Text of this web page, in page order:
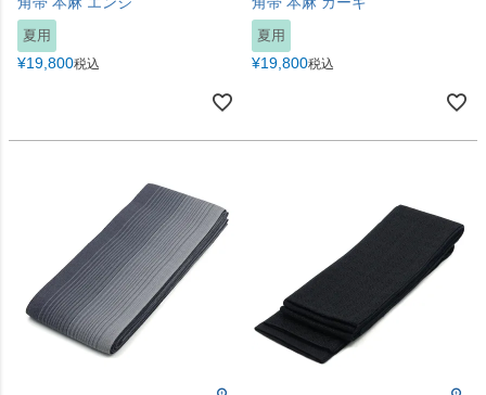
夏用
¥19,800税込
夏用
¥19,800税込